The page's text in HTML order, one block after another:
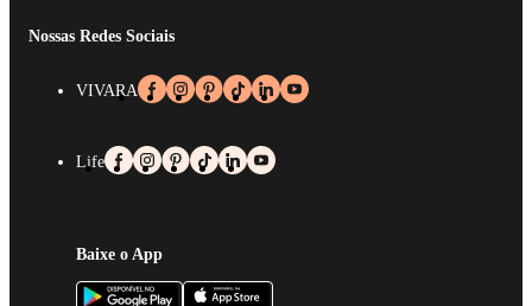
Nossas Redes Sociais
VIVARA
Life
Baixe o App